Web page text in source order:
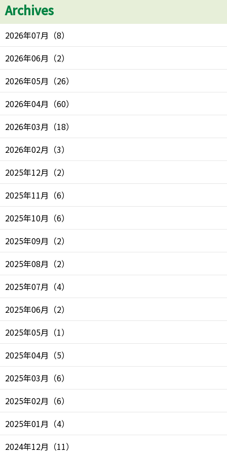
Archives
2026年07月 （8）
2026年06月 （2）
2026年05月 （26）
2026年04月 （60）
2026年03月 （18）
2026年02月 （3）
2025年12月 （2）
2025年11月 （6）
2025年10月 （6）
2025年09月 （2）
2025年08月 （2）
2025年07月 （4）
2025年06月 （2）
2025年05月 （1）
2025年04月 （5）
2025年03月 （6）
2025年02月 （6）
2025年01月 （4）
2024年12月 （11）